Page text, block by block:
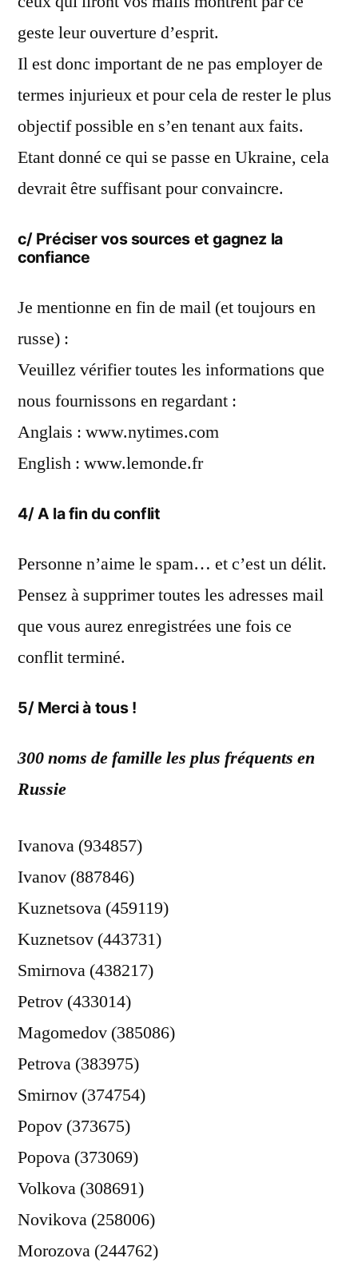
geste leur ouverture d’esprit.
Il est donc important de ne pas employer de
termes injurieux et pour cela de rester le plus
objectif possible en s’en tenant aux faits.
Etant donné ce qui se passe en Ukraine, cela
devrait être suffisant pour convaincre.
c/ Préciser vos sources et gagnez la
confiance
Je mentionne en fin de mail (et toujours en
russe) :
Veuillez vérifier toutes les informations que
nous fournissons en regardant :
Anglais : www.nytimes.com
English : www.lemonde.fr
4/ A la fin du conflit
Personne n’aime le spam… et c’est un délit.
Pensez à supprimer toutes les adresses mail
que vous aurez enregistrées une fois ce
conflit terminé.
5/ Merci à tous !
300 noms de famille les plus fréquents en
Russie
Ivanova (934857)
Ivanov (887846)
Kuznetsova (459119)
Kuznetsov (443731)
Smirnova (438217)
Petrov (433014)
Magomedov (385086)
Petrova (383975)
Smirnov (374754)
Popov (373675)
Popova (373069)
Volkova (308691)
Novikova (258006)
Morozova (244762)